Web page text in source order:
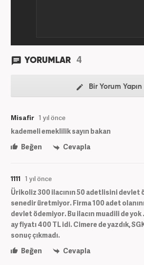
YORUMLAR 4
Bir Yorum Yapın
Misafir 1 yıl önce
kademeli emeklilik sayın bakan
Beğen
Cevapla
1111 1 yıl önce
Ürikoliz 300 ilacının 50 adetlisini devlet
senedir üretmiyor. Firma 100 adet
devlet ödemiyor. Bu ilacın muadili de yok
ay fiyatı 400 TL idi. Cimere de yazdık,
sonuç çıkmadı.
Beğen
Cevapla